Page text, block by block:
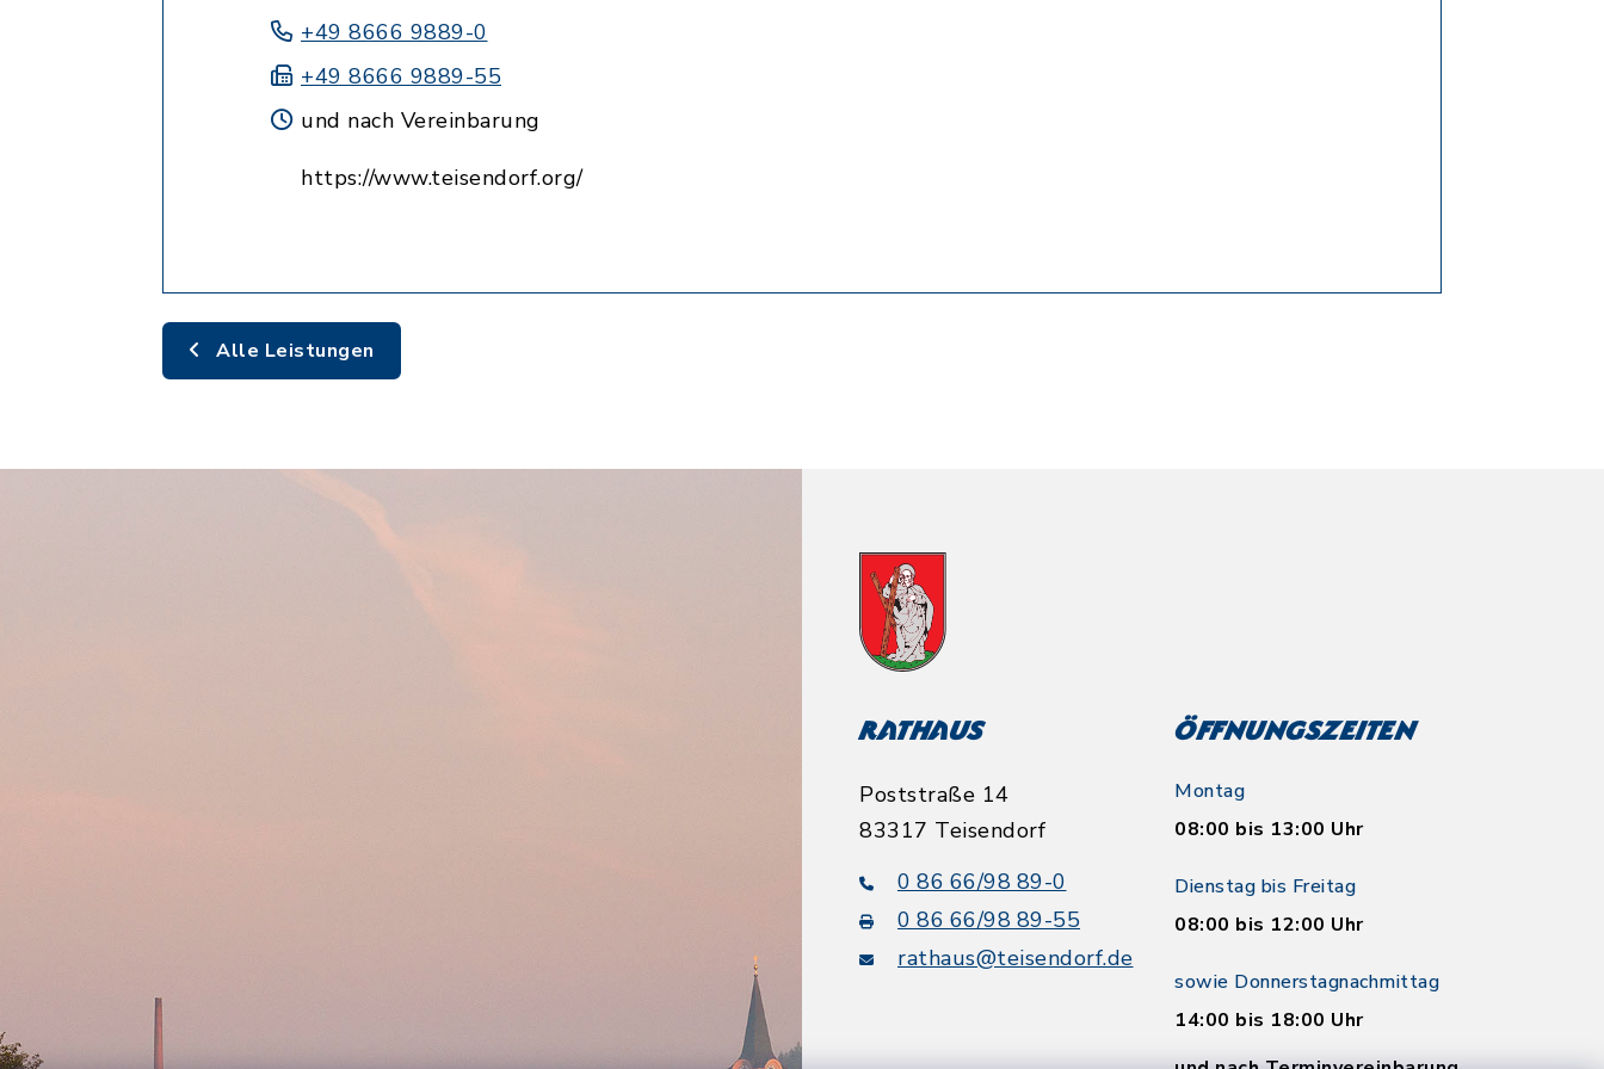
+49 8666 9889-0
+49 8666 9889-55
und nach Vereinbarung
https://www.teisendorf.org/
Alle Leistungen
Rathaus
Poststraße 14
83317 Teisendorf
0 86 66/98 89-0
0 86 66/98 89-55
rathaus@teisendorf.de
Öffnungszeiten
Montag
08:00 bis 13:00 Uhr
Dienstag bis Freitag
08:00 bis 12:00 Uhr
sowie Donnerstagnachmittag
14:00 bis 18:00 Uhr